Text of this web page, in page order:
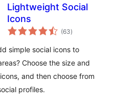
Lightweight Social
Icons
(63total
de
)
simple social icons to
Choose the size and
and then choose from
profiles.